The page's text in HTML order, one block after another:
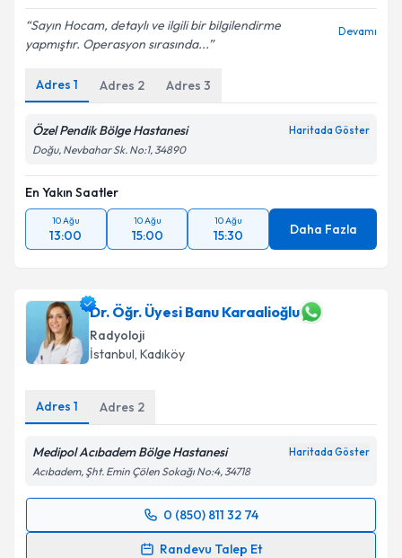
Sayın Hocam, detaylı ve ilgili bir bilgilendirme
yapmıştır. Operasyon sırasında...
Devamı
Adres 1 Adres 2 Adres 3
Özel Pendik Bölge Hastanesi Haritada Göster
Doğu, Nevbahar Sk. No:1, 34890
En Yakın Saatler
10 Ağu
13:00
10 Ağu
15:00
10 Ağu
15:30 Daha Fazla
Dr. Öğr. Üyesi Banu Karaalioğlu
Radyoloji
İstanbul, Kadıköy
Adres 1 Adres 2
Medipol Acıbadem Bölge Hastanesi Haritada Göster
Acıbadem, Şht. Emin Çölen Sokağı No:4, 34718
0 (850) 811 32 74
Randevu Talep Et
Randevu Takvimi Talebi